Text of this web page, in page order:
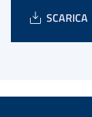
SCARICA